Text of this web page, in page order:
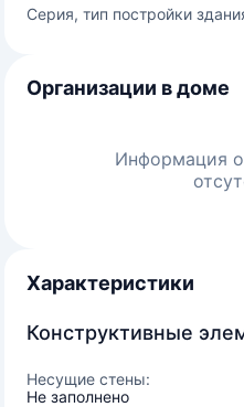
Серия, тип постройки
Организации в доме
Информация
Характеристики
Конструктивные
Несущие стены:
Не заполнено